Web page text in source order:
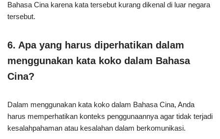
Bahasa Cina karena kata tersebut kurang dikenal di luar negara
tersebut.
6. Apa yang harus diperhatikan dalam
menggunakan kata koko dalam Bahasa
Cina?
Dalam menggunakan kata koko dalam Bahasa Cina, Anda
harus memperhatikan konteks penggunaannya agar tidak terjadi
kesalahpahaman atau kesalahan dalam berkomunikasi.